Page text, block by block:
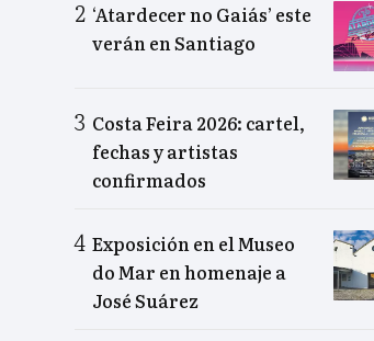
‘Atardecer no Gaiás’ este
verán en Santiago
Costa Feira 2026: cartel,
fechas y artistas
confirmados
Exposición en el Museo
do Mar en homenaje a
José Suárez